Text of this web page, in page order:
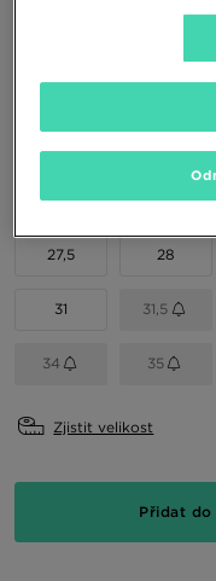
27,5 28
31 31,5
34 35
Zjistit velikost
Přidat do